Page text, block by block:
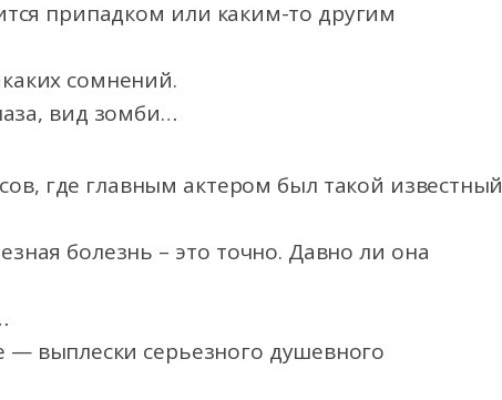
припадком или каким-то другим
сомнений.
вид зомби…
где главным актером был такой известный
болезнь – это точно. Давно ли она
— выплески серьезного душевного